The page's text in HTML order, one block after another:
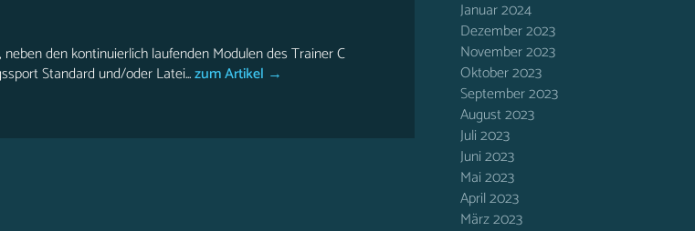
den kontinuierlich laufenden Modulen des Trainer C
Standard und/oder Latei...zum Artikel →
Januar 2024
Dezember 2023
November 2023
Oktober 2023
September 2023
August 2023
Juli 2023
Juni 2023
Mai 2023
April 2023
März 2023